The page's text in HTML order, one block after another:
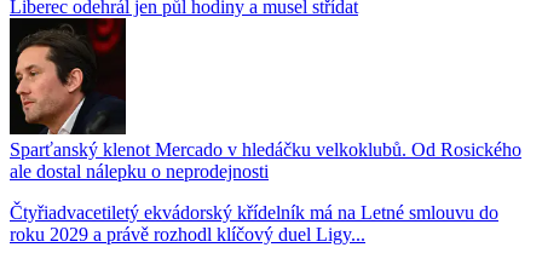
Liberec odehrál jen půl hodiny a musel střídat
Sparťanský klenot Mercado v hledáčku velkoklubů. Od Rosického
ale dostal nálepku o neprodejnosti
Čtyřiadvacetiletý ekvádorský křídelník má na Letné smlouvu do
roku 2029 a právě rozhodl klíčový duel Ligy...